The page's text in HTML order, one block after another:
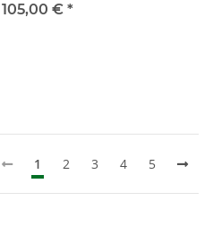
105,00 € *
1 2 3 4 5